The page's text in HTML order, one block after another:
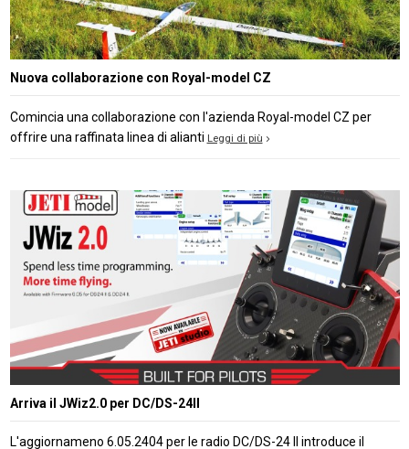
Nuova collaborazione con Royal-model CZ
Comincia una collaborazione con l'azienda Royal-model CZ per
offrire una raffinata linea di alianti Leggi di più
Arriva il JWiz2.0 per DC/DS-24II
L'aggiornameno 6.05.2404 per le radio DC/DS-24 II introduce il